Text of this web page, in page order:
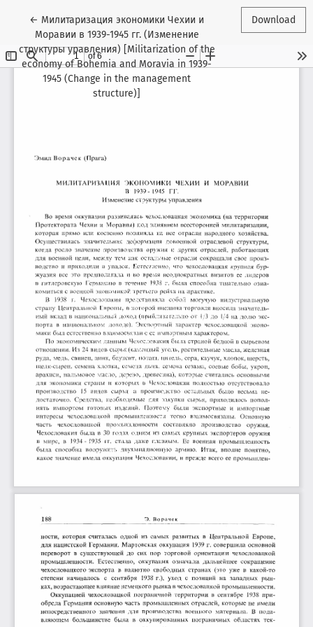
← Return to Article Details
Милитаризация экономики Чехии и
Моравии в 1939-1945 гг. (Изменение
структуры уравления) [Militarization of the
economy of Bohemia and Moravia in 1939-
1945 (Change in the management
structure)]
Download